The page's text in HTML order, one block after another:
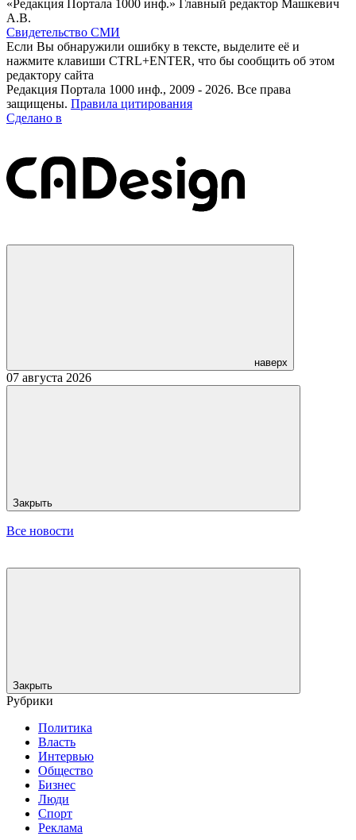
«Редакция Портала 1000 инф.» Главный редактор Машкевич
А.В.
Свидетельство СМИ
Если Вы обнаружили ошибку в тексте, выделите её и
нажмите клавиши CTRL+ENTER, что бы сообщить об этом
редактору сайта
Редакция Портала 1000 инф., 2009 - 2026. Все права
защищены. Правила цитирования
Сделано в
наверх
07 августа 2026
Закрыть
Все новости
Закрыть
Рубрики
Политика
Власть
Интервью
Общество
Бизнес
Люди
Спорт
Реклама